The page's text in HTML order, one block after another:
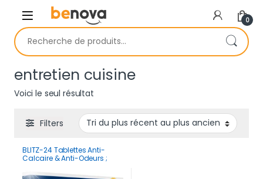
Skip to navigation
Skip to content
0
Recherche pour :
entretien cuisine
Voici le seul résultat
Filters
BLITZ-24 Tablettes Anti-
Calcaire & Anti-Odeurs ;